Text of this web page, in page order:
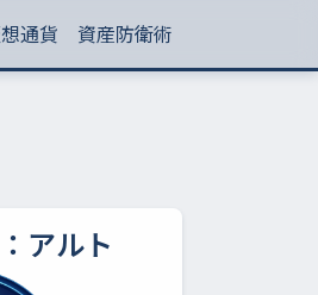
通貨 資産防衛術
アルト